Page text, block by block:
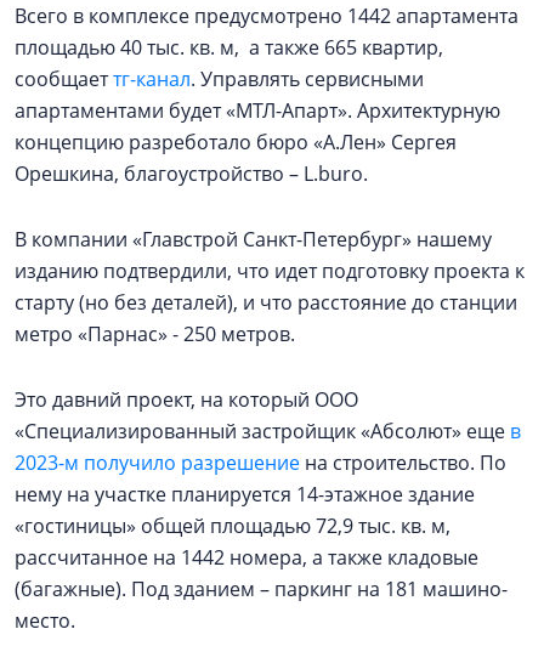
Всего в комплексе предусмотрено 1442 апартамента
площадью 40 тыс. кв. м, а также 665 квартир,
сообщаеттг-канал. Управлять сервисными
апартаментами будет «МТЛ-Апарт». Архитектурную
концепцию разреботало бюро «А.Лен» Сергея
Орешкина, благоустройство – L.buro.
В компании «Главстрой Санкт-Петербург» нашему
изданию подтвердили, что идет подготовку проекта к
старту (но без деталей), и что расстояние до станции
метро «Парнас» - 250 метров.
Это давний проект, на который ООО
«Специализированный застройщик «Абсолют» еще в
2023-м получило разрешение на строительство. По
нему на участке планируется 14-этажное здание
«гостиницы» общей площадью 72,9 тыс. кв. м,
рассчитанное на 1442 номера, а также кладовые
(багажные). Под зданием – паркинг на 181 машино-
место.